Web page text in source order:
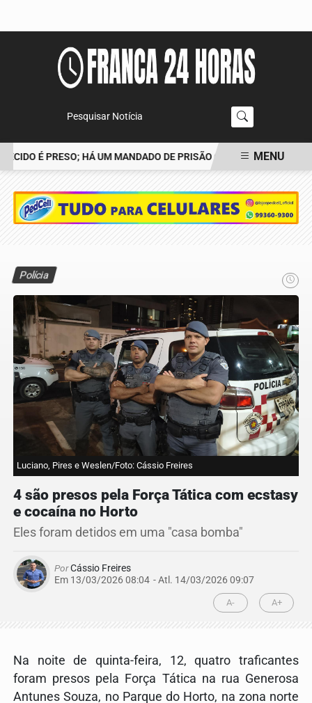
Pesquisar Notícia
É PRESO; HÁ UM MANDADO DE PRISÃO CONTRA TIAGOMENU
Polícia
Luciano, Pires e Weslen/Foto: Cássio Freires
4 são presos pela Força Tática com ecstasy
e cocaína no Horto
Eles foram detidos em uma "casa bomba"
PorCássio Freires
Em 13/03/2026 08:04 - Atl. 14/03/2026 09:07
A- A+
Na noite de quinta-feira, 12, quatro traficantes
foram presos pela Força Tática na rua Generosa
Antunes Souza, no Parque do Horto, na zona norte